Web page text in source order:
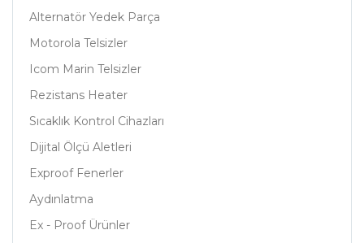
Alternatör Yedek Parça
Motorola Telsizler
Icom Marin Telsizler
Rezistans Heater
Sıcaklık Kontrol Cihazları
Dijital Ölçü Aletleri
Exproof Fenerler
Aydınlatma
Ex - Proof Ürünler